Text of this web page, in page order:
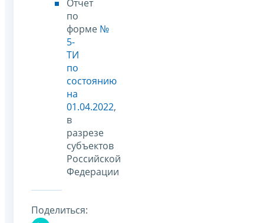
Отчет
по
форме №
5-
ТИ
по
состоянию
на
01.04.2022,
в
разрезе
субъектов
Российской
Федерации
Поделиться: